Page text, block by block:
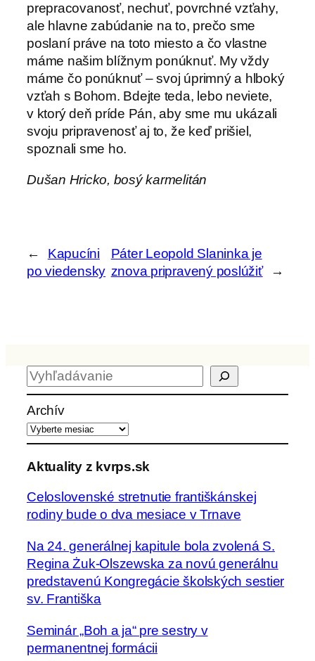
prepracovanosť, nechuť, povrchné vzťahy,
ale hlavne zabúdanie na to, prečo sme
poslaní práve na toto miesto a čo vlastne
máme našim blížnym ponúknuť. My vždy
máme čo ponúknuť – svoj úprimný a hlboký
vzťah s Bohom. Bdejte teda, lebo neviete,
v ktorý deň príde Pán, aby sme mu ukázali
svoju pripravenosť aj to, že keď prišiel,
spoznali sme ho.
Dušan Hricko, bosý karmelitán
←
Kapucíni
po viedensky
Páter Leopold Slaninka je
znova pripravený poslúžiť
→
H
ľ
a
d
a
ť
Archív
Aktuality z kvrps.sk
Celoslovenské stretnutie františkánskej
rodiny bude o dva mesiace v Trnave
Na 24. generálnej kapitule bola zvolená S.
Regina Żuk-Olszewska za novú generálnu
predstavenú Kongregácie školských sestier
sv. Františka
Seminár „Boh a ja“ pre sestry v
permanentnej formácii